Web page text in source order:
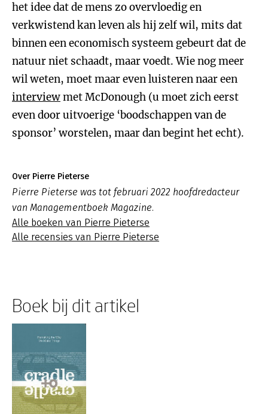
het idee dat de mens zo overvloedig en
verkwistend kan leven als hij zelf wil, mits dat
binnen een economisch systeem gebeurt dat de
natuur niet schaadt, maar voedt. Wie nog meer
wil weten, moet maar even luisteren naar een
interviewmet McDonough (u moet zich eerst
even door uitvoerige ‘boodschappen van de
sponsor’ worstelen, maar dan begint het echt).
Over Pierre Pieterse
Pierre Pieterse was tot februari 2022 hoofdredacteur
van Managementboek Magazine.
Alle boeken van Pierre Pieterse
Alle recensies van Pierre Pieterse
Boek bij dit artikel